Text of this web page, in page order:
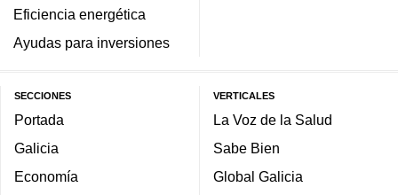
Eficiencia energética
Ayudas para inversiones
SECCIONES
Portada
Galicia
Economía
VERTICALES
La Voz de la Salud
Sabe Bien
Global Galicia